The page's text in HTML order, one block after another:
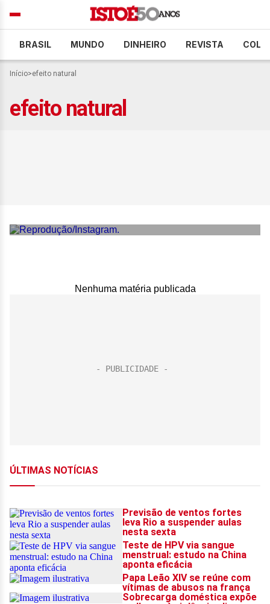
BRASIL MUNDO DINHEIRO REVISTA
Início>efeito natural
efeito natural
Nenhuma matéria publicada